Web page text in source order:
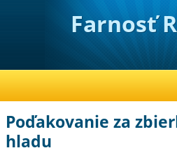
Farnosť
Poďakovanie za
hladu